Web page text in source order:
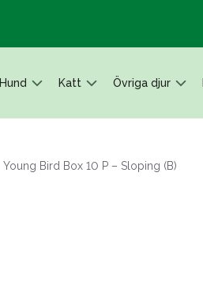
Hund Katt Övriga djur
Young Bird Box 10 P – Sloping (B)